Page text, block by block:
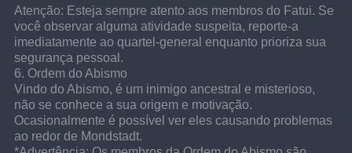
Atenção: Esteja sempre atento aos membros do Fatui. Se
você observar alguma atividade suspeita, reporte-a
imediatamente ao quartel-general enquanto prioriza sua
segurança pessoal.
6. Ordem do Abismo
Vindo do Abismo, é um inimigo ancestral e misterioso,
não se conhece a sua origem e motivação.
Ocasionalmente é possível ver eles causando problemas
ao redor de Mondstadt.